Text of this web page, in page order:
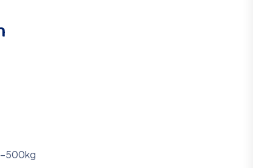
500kg